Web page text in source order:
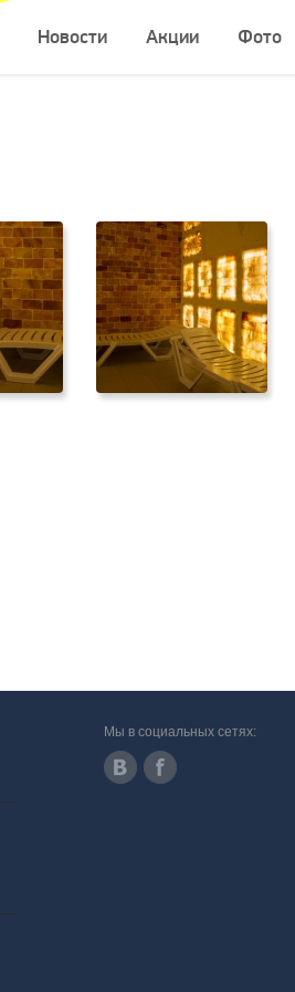
Новости Акции Фото
Мы в социальных сетях: